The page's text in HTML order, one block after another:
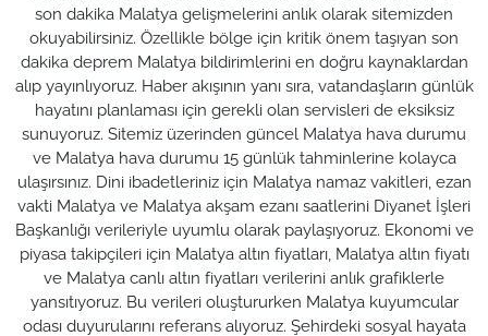
son dakika Malatya gelişmelerini anlık olarak sitemizden
okuyabilirsiniz. Özellikle bölge için kritik önem taşıyan son
dakika deprem Malatya bildirimlerini en doğru kaynaklardan
alıp yayınlıyoruz. Haber akışının yanı sıra, vatandaşların günlük
hayatını planlaması için gerekli olan servisleri de eksiksiz
sunuyoruz. Sitemiz üzerinden güncel Malatya hava durumu
ve Malatya hava durumu 15 günlük tahminlerine kolayca
ulaşırsınız. Dini ibadetleriniz için Malatya namaz vakitleri, ezan
vakti Malatya ve Malatya akşam ezanı saatlerini Diyanet İşleri
Başkanlığı verileriyle uyumlu olarak paylaşıyoruz. Ekonomi ve
piyasa takipçileri için Malatya altın fiyatları, Malatya altın fiyatı
ve Malatya canlı altın fiyatları verilerini anlık grafiklerle
yansıtıyoruz. Bu verileri oluştururken Malatya kuyumcular
odası duyurularını referans alıyoruz. Şehirdeki sosyal hayata